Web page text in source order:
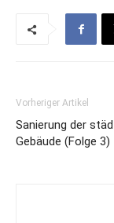
Vorheriger Artikel
Sanierung der
Gebäude (Folge 3)